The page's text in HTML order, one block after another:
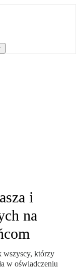
i
na
wszyscy, którzy
w oświadczeniu